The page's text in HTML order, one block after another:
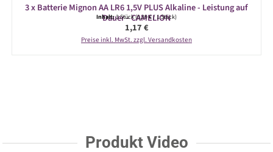
3 x Batterie Mignon AA LR6 1,5V PLUS Alkaline - Leistung auf
Dauer - CAMELION
Inhalt:3 Stück(0,39 € / 1 Stück)
Regulärer Preis:
1,17 €
Preise inkl. MwSt. zzgl. Versandkosten
Produkt Video